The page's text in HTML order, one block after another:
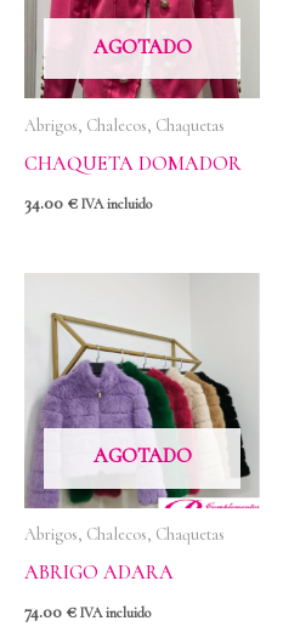
AGOTADO
Abrigos, Chalecos, Chaquetas
CHAQUETA DOMADOR
34.00 € IVA incluido
AGOTADO
Abrigos, Chalecos, Chaquetas
ABRIGO ADARA
74.00 € IVA incluido